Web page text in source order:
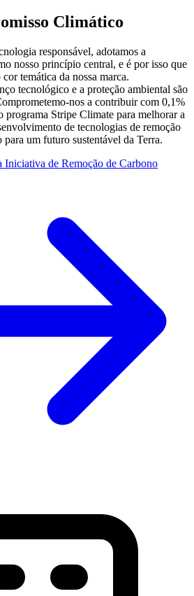
Climático
responsável, adotamos a
nosso princípio central, e é por isso que
temática da nossa marca.
tecnológico e a proteção ambiental são
nos a contribuir com 0,1%
programa Stripe Climate para melhorar a
de tecnologias de remoção
um futuro sustentável da Terra.
Iniciativa de Remoção de Carbono